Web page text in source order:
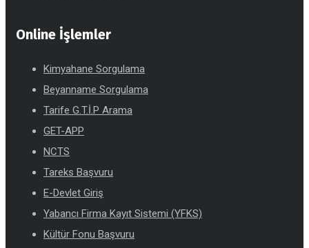
Online İşlemler
Kimyahane Sorgulama
Beyanname Sorgulama
Tarife G.T.İ.P Arama
GET-APP
NCTS
Tareks Başvuru
E-Devlet Giriş
Yabancı Firma Kayıt Sistemi (YFKS)
Kültür Fonu Başvuru